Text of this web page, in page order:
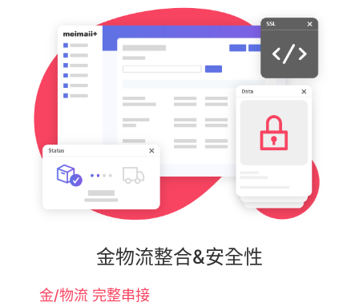
金物流整合&安全性
金/物流 完整串接